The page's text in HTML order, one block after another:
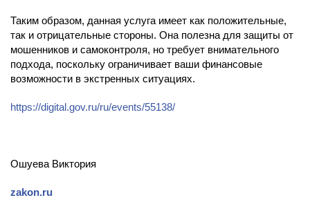
Таким образом, данная услуга имеет как положительные,
так и отрицательные стороны. Она полезна для защиты от
мошенников и самоконтроля, но требует внимательного
подхода, поскольку ограничивает ваши финансовые
возможности в экстренных ситуациях.
https://digital.gov.ru/ru/events/55138/
Ошуева Виктория
zakon.ru